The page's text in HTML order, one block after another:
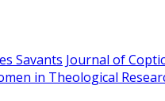
Savants Journal of
in Theological